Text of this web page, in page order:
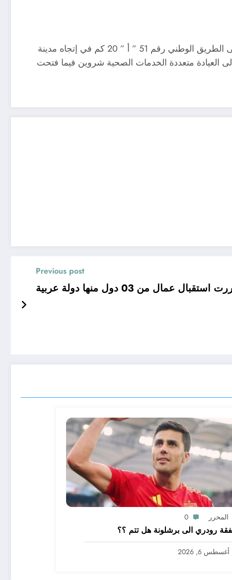
خلف حادث مرور وقع صبيحة السبت بإقليم بلدية شروين جنوب مقر ولاية تميمون إثر اصطدام سيارتين سياحيتين على الطريق الوطني رقم 51 ” أ ” 20 كم في إتجاه مدينة
العيادة متعددة الخدمات الصحية شروين فيما فتحت
Previous post
عمال من 03 دول منها دولة عربية
المحرر 0
رودري الى برشلونة هل تتم ؟؟
أغسطس 6, 2026